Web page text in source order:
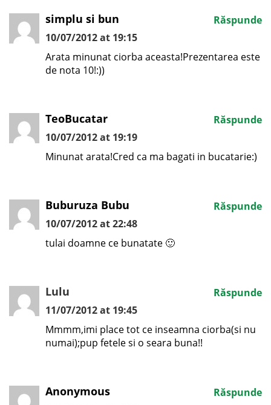
simplu si bun
10/07/2012 at 19:15
Arata minunat ciorba aceasta!Prezentarea este
de nota 10!:))
Răspunde
TeoBucatar
10/07/2012 at 19:19
Minunat arata!Cred ca ma bagati in bucatarie:)
Răspunde
Buburuza Bubu
10/07/2012 at 22:48
tulai doamne ce bunatate 🙂
Răspunde
Lulu
11/07/2012 at 19:45
Mmmm,imi place tot ce inseamna ciorba(si nu
numai);pup fetele si o seara buna!!
Răspunde
Anonymous Răspunde